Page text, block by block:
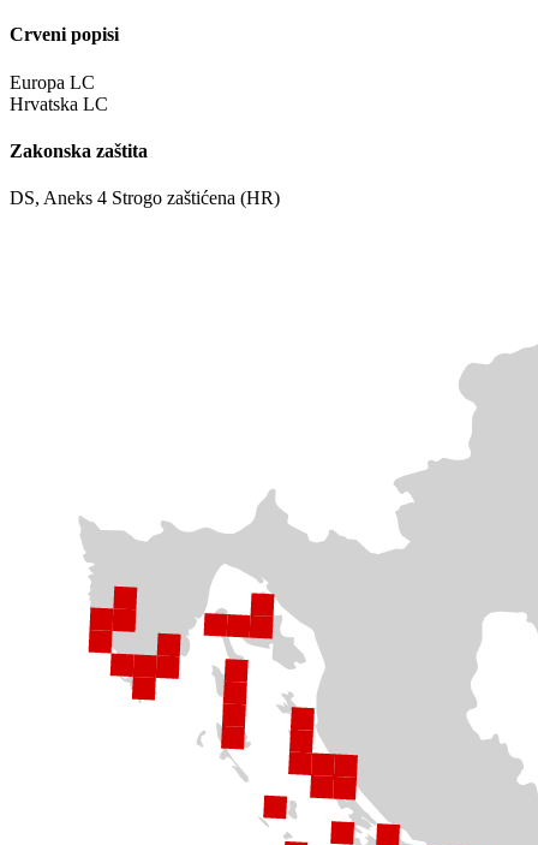
Crveni popisi
Europa LC
Hrvatska LC
Zakonska zaštita
DS, Aneks 4 Strogo zaštićena (HR)